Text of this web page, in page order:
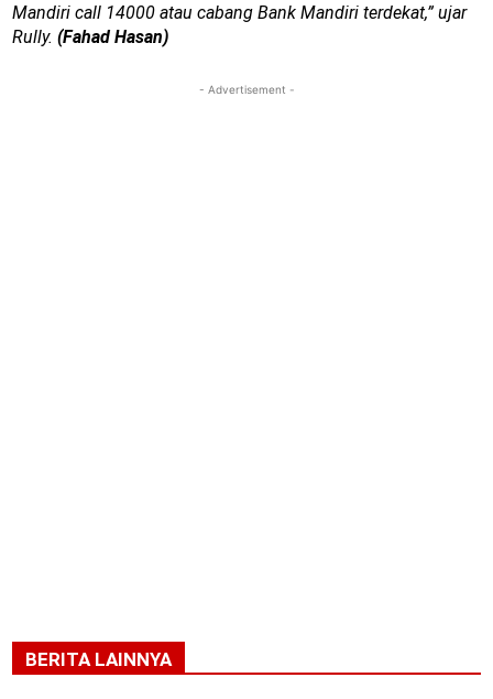
Mandiri call 14000 atau cabang Bank Mandiri terdekat,” ujar
Rully. (Fahad Hasan)
- Advertisement -
BERITA LAINNYA